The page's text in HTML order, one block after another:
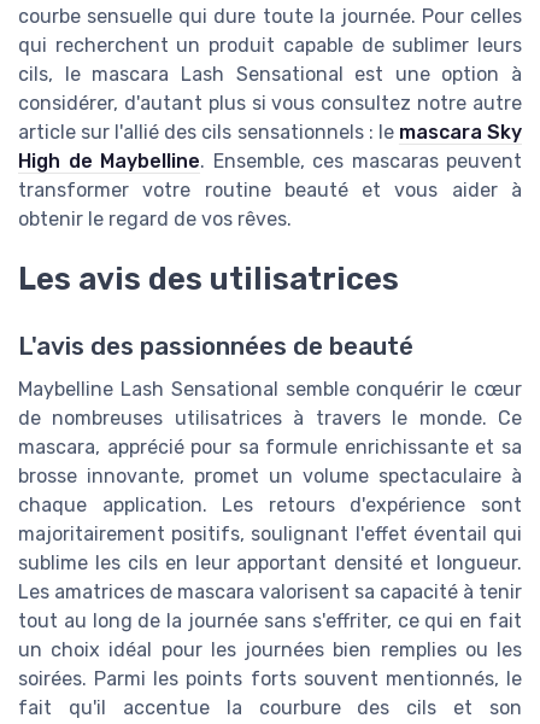
courbe sensuelle qui dure toute la journée. Pour celles
qui recherchent un produit capable de sublimer leurs
cils, le mascara Lash Sensational est une option à
considérer, d'autant plus si vous consultez notre autre
article sur l'allié des cils sensationnels : le mascara Sky
High de Maybelline. Ensemble, ces mascaras peuvent
transformer votre routine beauté et vous aider à
obtenir le regard de vos rêves.
Les avis des utilisatrices
L'avis des passionnées de beauté
Maybelline Lash Sensational semble conquérir le cœur
de nombreuses utilisatrices à travers le monde. Ce
mascara, apprécié pour sa formule enrichissante et sa
brosse innovante, promet un volume spectaculaire à
chaque application. Les retours d'expérience sont
majoritairement positifs, soulignant l'effet éventail qui
sublime les cils en leur apportant densité et longueur.
Les amatrices de mascara valorisent sa capacité à tenir
tout au long de la journée sans s'effriter, ce qui en fait
un choix idéal pour les journées bien remplies ou les
soirées. Parmi les points forts souvent mentionnés, le
fait qu'il accentue la courbure des cils et son